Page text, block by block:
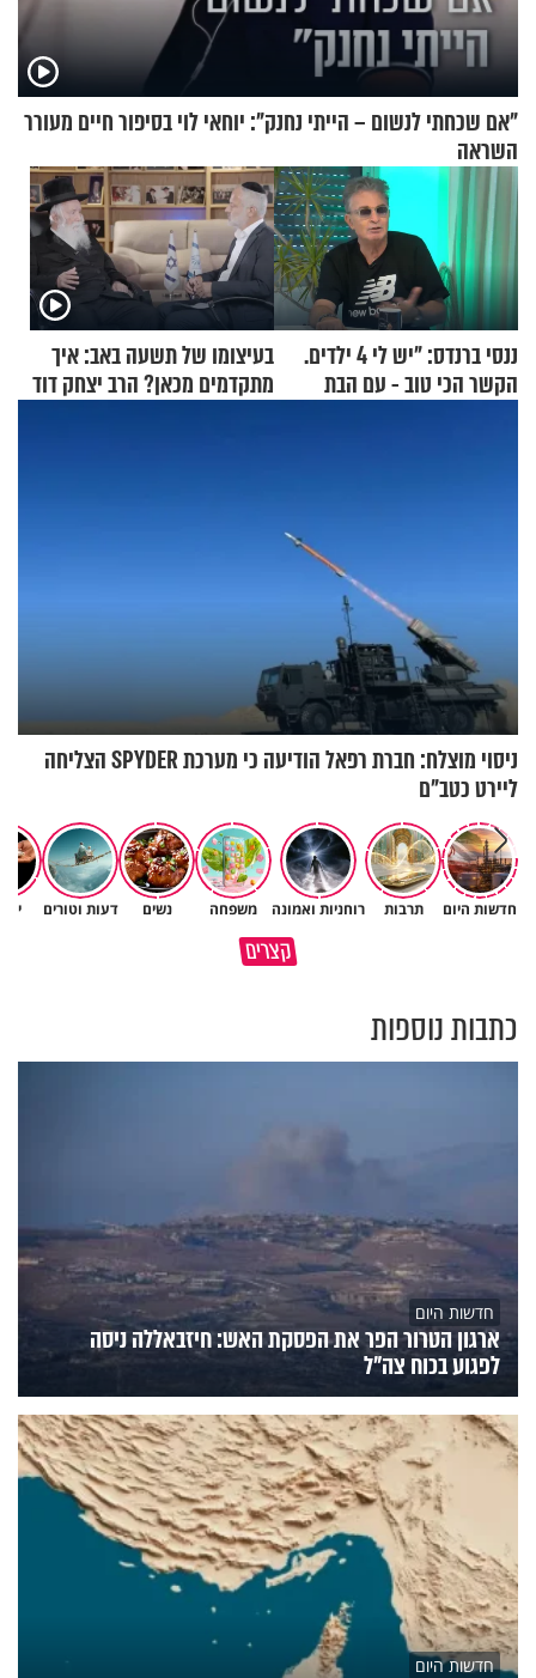
"אם שכחתי לנשום – הייתי נחנק": יוחאי לוי בסיפור חיים מעורר
השראה
ננסי ברנדס: "יש לי 4 ילדים.
הקשר הכי טוב - עם הבת
בעיצומו של תשעה באב: איך
מתקדמים מכאן? הרב יצחק דוד
ניסוי מוצלח: חברת רפאל הודיעה כי מערכת SPYDER הצליחה
ליירט כטב"ם
חדשות היום תרבות רוחניות ואמונה משפחה נשים דעות וטורים
קצרים
תעצרו לפני שאתם מוציאים דיבה
כתבות נוספות
חדשות היום
ארגון הטרור הפר את הפסקת האש: חיזבאללה ניסה
לפגוע בכוח צה"ל
חדשות היום